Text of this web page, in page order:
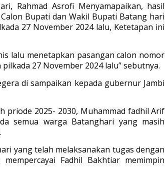
Rahmad Asrofi Menyamapaikan, hasil
Bupati dan Wakil Bupati Batang hari
27 November 2024 lalu, Ketetapan ini
lalu menetapkan pasangan calon nomor
27 November 2024 lalu” sebutnya.
di sampaikan kepada gubernur Jambi
priode 2025- 2030, Muhammad fadhil Arif
semua warga Batanghari yang masih
yang telah melaksanakan tugas dengan
Fadhil Bakhtiar memimpin